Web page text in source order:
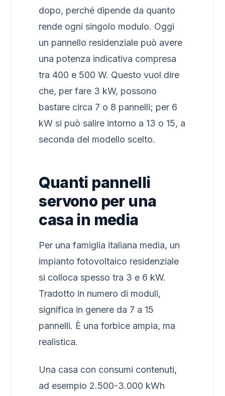
dopo, perché dipende da quanto
rende ogni singolo modulo. Oggi
un pannello residenziale può avere
una potenza indicativa compresa
tra 400 e 500 W. Questo vuol dire
che, per fare 3 kW, possono
bastare circa 7 o 8 pannelli; per 6
kW si può salire intorno a 13 o 15, a
seconda del modello scelto.
Quanti pannelli
servono per una
casa in media
Per una famiglia italiana media, un
impianto fotovoltaico residenziale
si colloca spesso tra 3 e 6 kW.
Tradotto in numero di moduli,
significa in genere da 7 a 15
pannelli. È una forbice ampia, ma
realistica.
Una casa con consumi contenuti,
ad esempio 2.500-3.000 kWh